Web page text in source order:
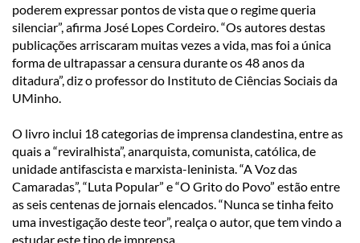
poderem expressar pontos de vista que o regime queria
silenciar”, afirma José Lopes Cordeiro. “Os autores destas
publicações arriscaram muitas vezes a vida, mas foi a única
forma de ultrapassar a censura durante os 48 anos da
ditadura”, diz o professor do Instituto de Ciências Sociais da
UMinho.
O livro inclui 18 categorias de imprensa clandestina, entre as
quais a “reviralhista”, anarquista, comunista, católica, de
unidade antifascista e marxista-leninista. “A Voz das
Camaradas”, “Luta Popular” e “O Grito do Povo” estão entre
as seis centenas de jornais elencados. “Nunca se tinha feito
uma investigação deste teor”, realça o autor, que tem vindo a
estudar este tipo de imprensa.